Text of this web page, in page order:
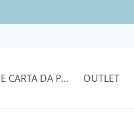
COLLEZIONE CARTA DA PARATI OUTLET